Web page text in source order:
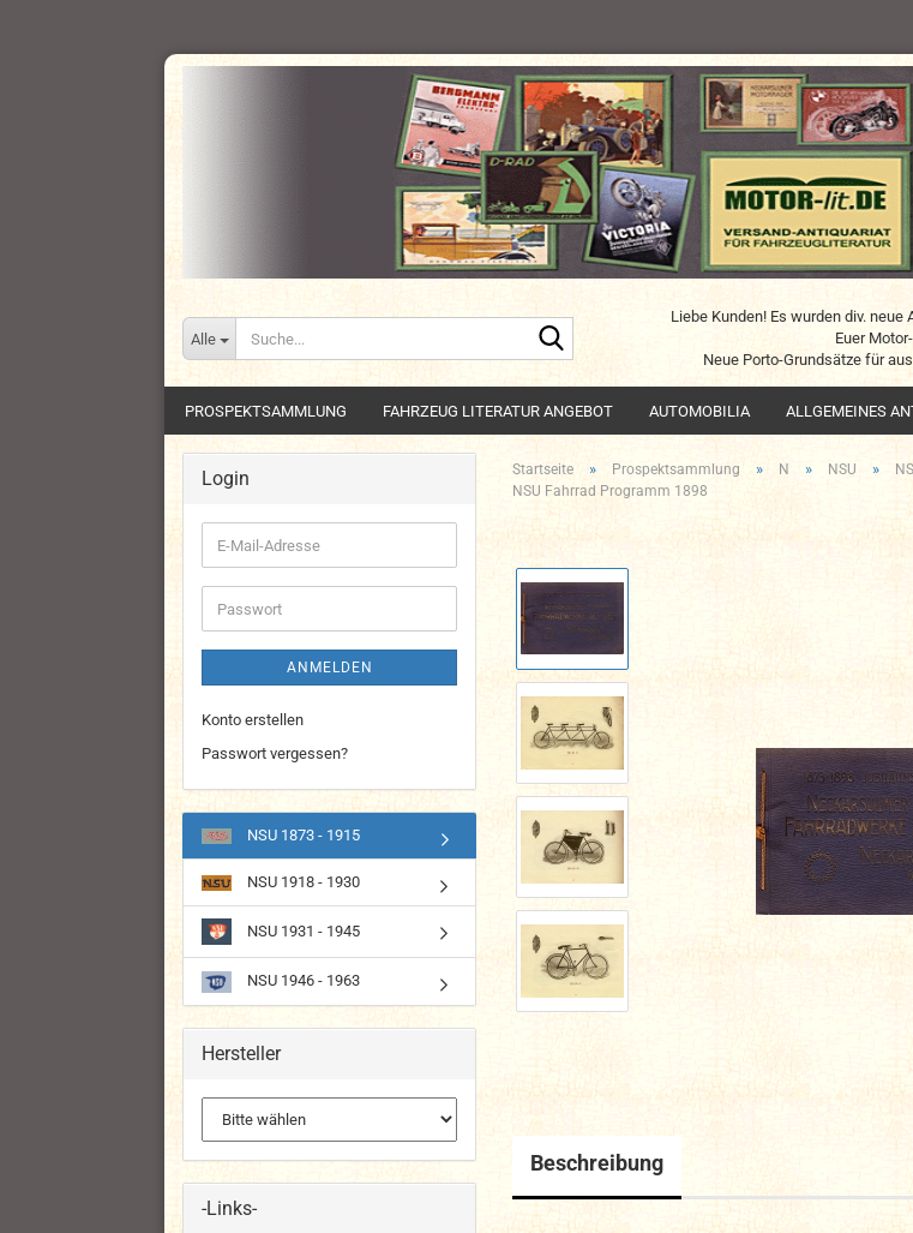
Alle
Liebe Kunden! Es wurden div.
Euer
Neue Porto-Grundsätze für
PROSPEKTSAMMLUNG FAHRZEUG LITERATUR ANGEBOT AUTOMOBILIA ALLGEMEINES
Startseite » Prospektsammlung » N » NSU »
NSU Fahrrad Programm 1898
Beschreibung
Login
E-
Mail-
Adresse
Passwort
ANMELDEN
Konto erstellen
Passwort vergessen?
NSU 1873 - 1915
NSU 1918 - 1930
NSU 1931 - 1945
NSU 1946 - 1963
Hersteller
-Links-